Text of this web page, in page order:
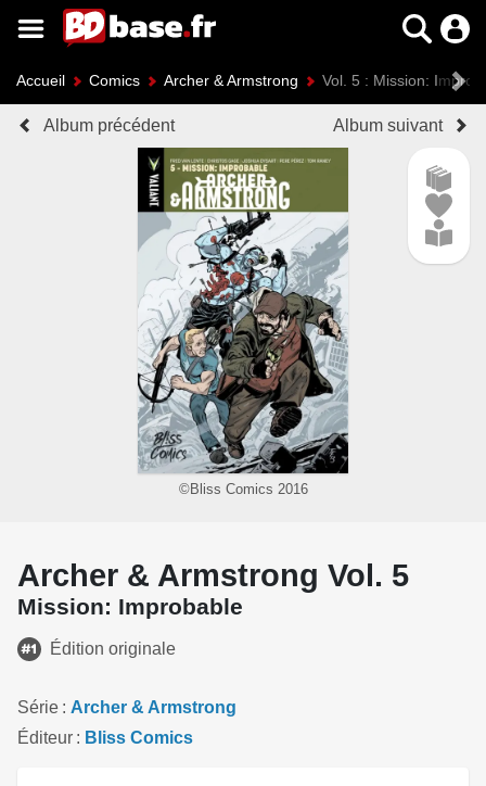
Accueil Comics Archer & Armstrong Vol. 5 : Mission:
Album précédent Album suivant
©Bliss Comics 2016
Archer & Armstrong Vol. 5
Mission: Improbable
Édition originale
Série
Archer & Armstrong
Éditeur
Bliss Comics